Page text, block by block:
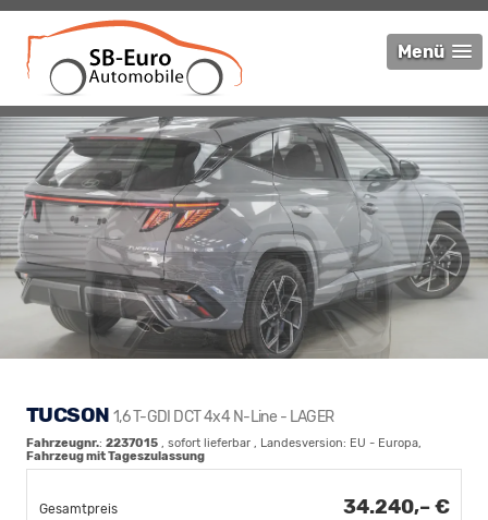
Menü
TUCSON1,6 T-GDI DCT 4x4 N-Line - LAGER
Fahrzeugnr.: 2237015 , sofort lieferbar , Landesversion: EU - Europa,
Fahrzeug mit Tageszulassung
Gesamtpreis 34.240,– €